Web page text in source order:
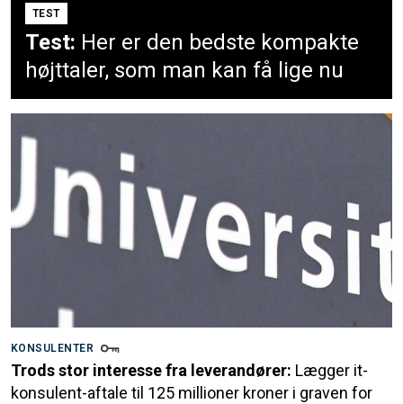
TEST
Test: Her er den bedste kompakte
højttaler, som man kan få lige nu
KONSULENTER
Trods stor interesse fra leverandører: Lægger it-
konsulent-aftale til 125 millioner kroner i graven for